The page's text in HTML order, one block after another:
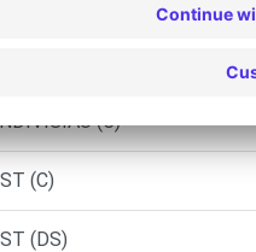
(C)
(C)
(DS)